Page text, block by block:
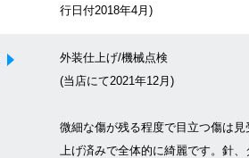
行日付2018年4月)
外装仕上げ/機械点検
(当店にて2021年12月)
微細な傷が残る程度で目立つ傷は
上げ済みで全体的に綺麗です。針